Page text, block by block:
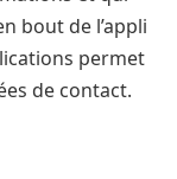
bout de l’appli
permet
de contact.